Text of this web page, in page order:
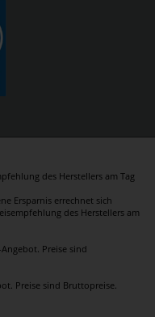
des Herstellers am Tag
Ersparnis errechnet sich
des Herstellers am
Preise sind
Preise sind Bruttopreise.